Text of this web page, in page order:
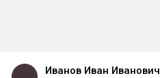
Иванов Иван Иванович